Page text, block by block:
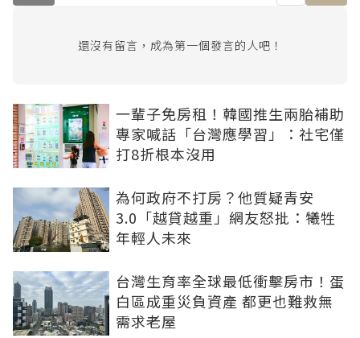
還沒有留言，成為第一個發言的人吧！
一輩子免房租！韓國推生兩胎補助
專家喊話「台灣應學習」：社宅僅
打8折根本沒用
為何政府不打房？他質疑青安
3.0「越貸越重」網友怒批：犧牲
年輕人未來
台灣生育率全球最低衝擊房市！蛋
白區成重災負資產 都更也難救無
需求老屋